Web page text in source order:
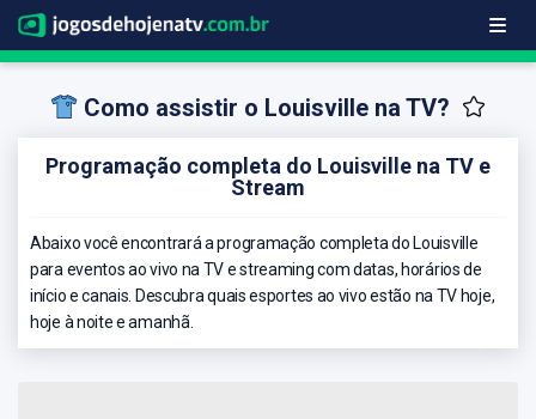
Como assistir o Louisville na TV?
Programação completa do Louisville na TV e
Stream
Abaixo você encontrará a programação completa do Louisville
para eventos ao vivo na TV e streaming com datas, horários de
início e canais. Descubra quais esportes ao vivo estão na TV hoje,
hoje à noite e amanhã.